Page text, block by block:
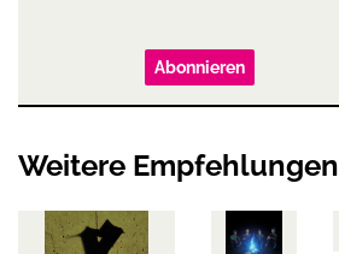
Abonnieren
Weitere Empfehlungen